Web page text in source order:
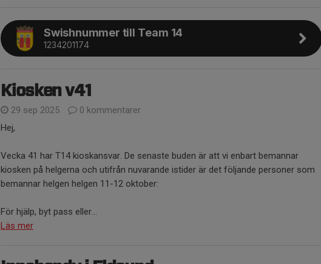
Swishnummer till Team 14
1234201174
Kiosken v41
29 sep 2025
0 kommentarer
Hej,
Vecka 41 har T14 kioskansvar. De senaste buden är att vi enbart bemannar
kiosken på helgerna och utifrån nuvarande istider är det följande personer som
bemannar helgen helgen 11-12 oktober:
För hjälp, byt pass eller...
Läs mer